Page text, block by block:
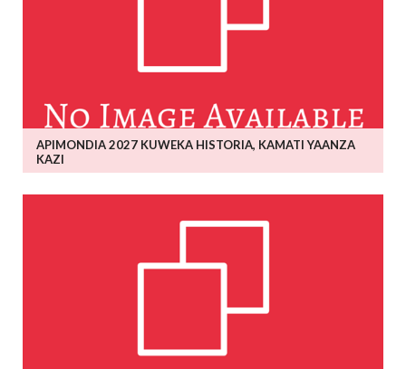
APIMONDIA 2027 KUWEKA HISTORIA, KAMATI YAANZA
KAZI